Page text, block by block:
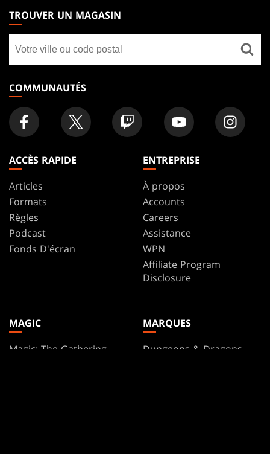
THE
GATHERING
FOOTER
TROUVER UN MAGASIN
un
magasin
COMMUNAUTÉS
ACCÈS RAPIDE
Articles
Formats
Règles
Podcast
Fonds D'écran
ENTREPRISE
À propos
Accounts
Careers
Assistance
WPN
Affiliate Program
Disclosure
MAGIC
Magic: The Gathering
MARQUES
Dungeons & Dragons